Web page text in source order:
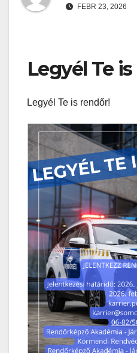
FEBR 23, 2026
Legyél Te
Legyél Te is rendőr!